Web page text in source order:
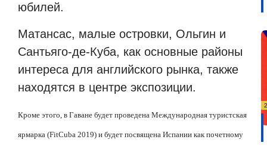
юбилей.
Матансас, малые островки, Ольгин и
Сантьяго-де-Куба, как основные районы
интереса для английского рынка, также
находятся в центре экспозиции.
Кроме этого, в Гаване будет проведена Международная туристская
ярмарка (FitCuba 2019) и будет посвящена Испании как почетному